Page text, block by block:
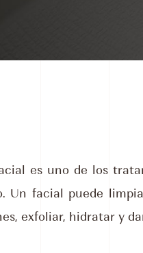
es uno de los
Un facial puede
exfoliar, hidratar y